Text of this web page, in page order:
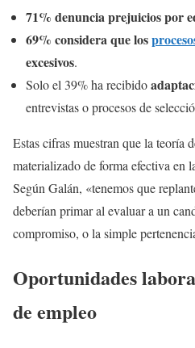
71% denuncia prejuicios por
69% considera que los
excesivos.
Solo el 39% ha recibido
entrevistas o procesos de
Estas cifras muestran que la teoría
materializado de forma efectiva en
Según Galán, «tenemos que
deberían primar al evaluar a un
compromiso, o la simple
Oportunidades
de empleo